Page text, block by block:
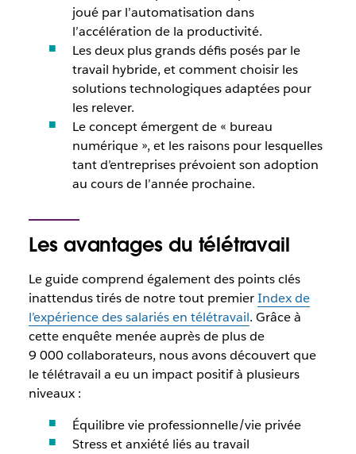
joué par l’automatisation dans
l’accélération de la productivité.
Les deux plus grands défis posés par le
travail hybride, et comment choisir les
solutions technologiques adaptées pour
les relever.
Le concept émergent de « bureau
numérique », et les raisons pour lesquelles
tant d’entreprises prévoient son adoption
au cours de l’année prochaine.
Les avantages du télétravail
Le guide comprend également des points clés
inattendus tirés de notre tout premierIndex de
l’expérience des salariés en télétravail. Grâce à
cette enquête menée auprès de plus de
9 000 collaborateurs, nous avons découvert que
le télétravail a eu un impact positif à plusieurs
niveaux :
Équilibre vie professionnelle/vie privée
Stress et anxiété liés au travail